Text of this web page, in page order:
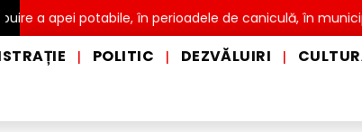
în perioadele de caniculă, în municipiul Pitești!
| POLITIC | DEZVĂLUIRI |